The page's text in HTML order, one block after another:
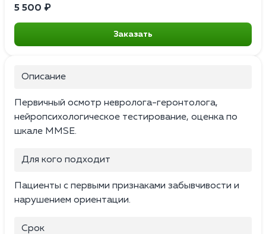
5 500 ₽
Заказать
Описание
Первичный осмотр невролога-геронтолога,
нейропсихологическое тестирование, оценка по
шкале MMSE.
Для кого подходит
Пациенты с первыми признаками забывчивости и
нарушением ориентации.
Срок